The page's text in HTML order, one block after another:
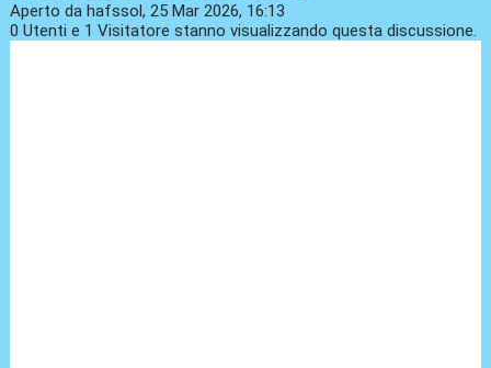
Aperto da hafssol, 25 Mar 2026, 16:13
0 Utenti e 1 Visitatore stanno visualizzando questa discussione.